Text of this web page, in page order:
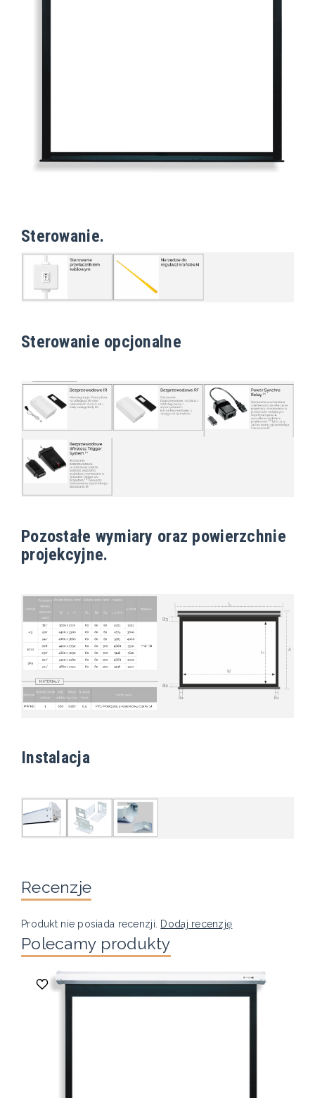
Sterowanie.
Sterowanie opcjonalne
Pozostałe wymiary oraz powierzchnie
projekcyjne.
Instalacja
Recenzje
Produkt nie posiada recenzji. Dodaj recenzję
Polecamy produkty